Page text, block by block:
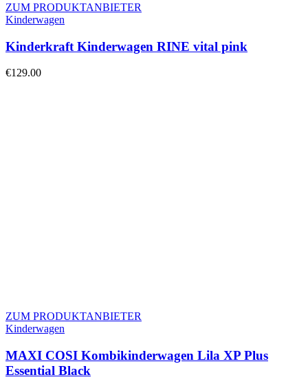
ZUM PRODUKTANBIETER
Kinderwagen
Kinderkraft Kinderwagen RINE vital pink
€129.00
ZUM PRODUKTANBIETER
Kinderwagen
MAXI COSI Kombikinderwagen Lila XP Plus
Essential Black